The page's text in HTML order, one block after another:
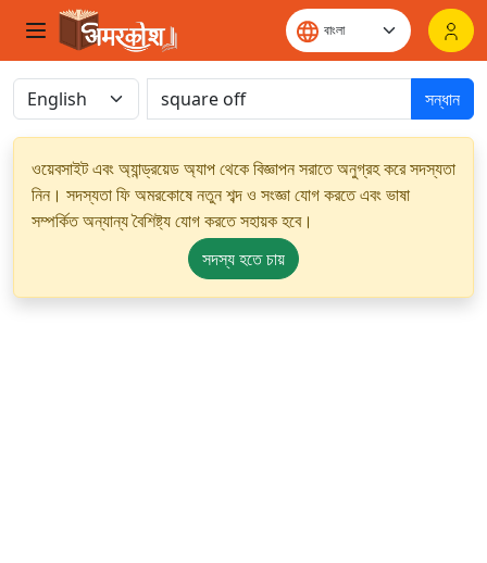
সন্ধান
ওয়েবসাইট এবং অ্যান্ড্রয়েড অ্যাপ থেকে বিজ্ঞাপন সরাতে অনুগ্রহ করে সদস্যতা
নিন। সদস্যতা ফি অমরকোষে নতুন শব্দ ও সংজ্ঞা যোগ করতে এবং ভাষা
সম্পর্কিত অন্যান্য বৈশিষ্ট্য যোগ করতে সহায়ক হবে।
সদস্য হতে চায়